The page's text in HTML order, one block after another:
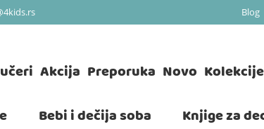
Blog
Akcija Preporuka Novo Kolekcije
Bebi i dečija soba Knjige za